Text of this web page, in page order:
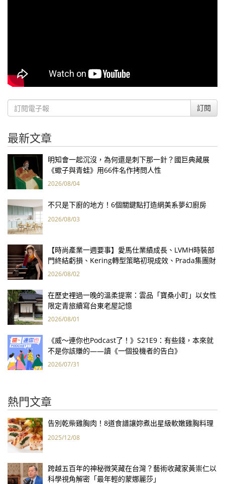
訂閱
最新文章
明知會一起沉沒，為何還是刺下那一針？國巨典藏展
《蠍子與青蛙》用66件名作拷問人性
2026/08/04
不只是下廚的地方！6個關鍵點打造網美系夢幻廚房
2026/08/03
【時尚產業一週要事】愛馬仕業績成長、LVMH時裝部
門終結虧損、Kering轉型策略初現成效、Prada集團財
報亮眼
2026/08/02
在歷史裡過一晚的溫柔提案：雲品「寶桑小町」以女性
限定青旅續寫台東老屋記憶
2026/08/01
《威～連你也Podcast了！》S21E9：有些錢，本來就
不是你該賺的——讀《一個投機者的告白》
2026/07/31
熱門文章
告別乾柴雞胸肉！8道食譜讓妳煮出星級軟嫩雞胸料理
2025/12/08
跨越五百年的神秘微笑藏在台灣？藝術收藏家黃崇仁以
科學視角解密「最年輕的蒙娜麗莎」